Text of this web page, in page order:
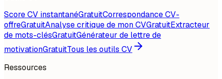
Score CV instantanéGratuitCorrespondance CV-
offreGratuitAnalyse critique de mon CVGratuitExtracteur
de mots-clésGratuitGénérateur de lettre de
motivationGratuitTous les outils CV
Ressources